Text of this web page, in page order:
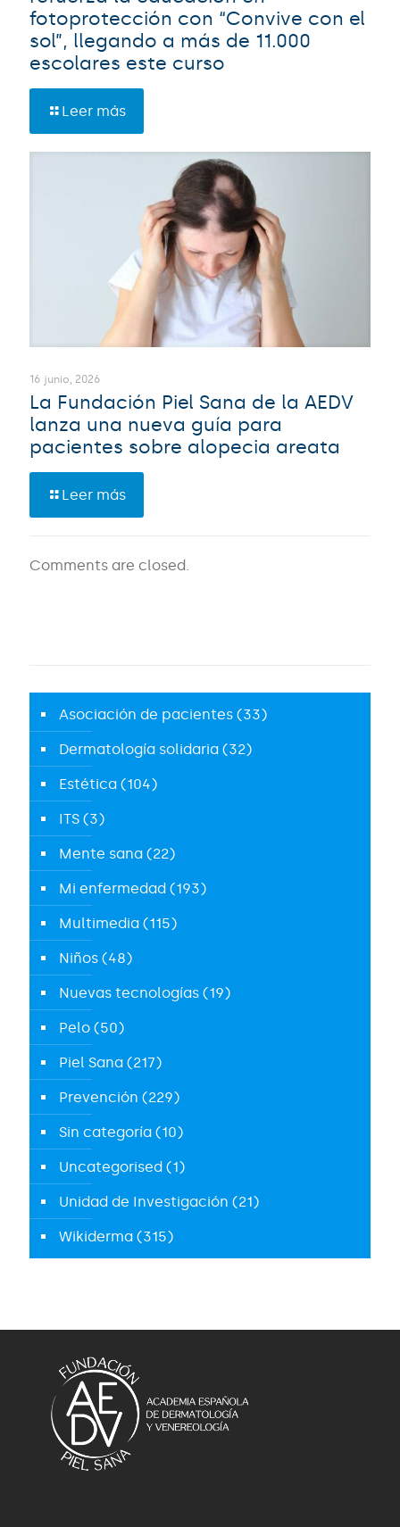
fotoprotección con “Convive con el
sol”, llegando a más de 11.000
escolares este curso
Leer más
16 junio, 2026
La Fundación Piel Sana de la AEDV
lanza una nueva guía para
pacientes sobre alopecia areata
Leer más
Comments are closed.
Asociación de pacientes (33)
Dermatología solidaria (32)
Estética (104)
ITS (3)
Mente sana (22)
Mi enfermedad (193)
Multimedia (115)
Niños (48)
Nuevas tecnologías (19)
Pelo (50)
Piel Sana (217)
Prevención (229)
Sin categoría (10)
Uncategorised (1)
Unidad de Investigación (21)
Wikiderma (315)